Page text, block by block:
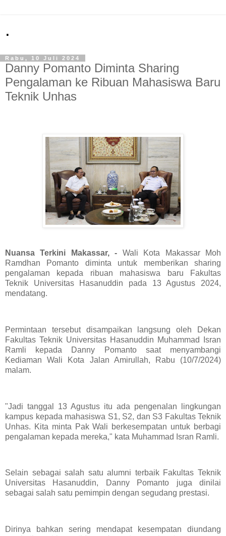
.
Rabu, 10 Juli 2024
Danny Pomanto Diminta Sharing
Pengalaman ke Ribuan Mahasiswa Baru
Teknik Unhas
Nuansa Terkini Makassar, - Wali Kota Makassar Moh
Ramdhan Pomanto diminta untuk memberikan sharing
pengalaman kepada ribuan mahasiswa baru Fakultas
Teknik Universitas Hasanuddin pada 13 Agustus 2024,
mendatang.
Permintaan tersebut disampaikan langsung oleh Dekan
Fakultas Teknik Universitas Hasanuddin Muhammad Isran
Ramli kepada Danny Pomanto saat menyambangi
Kediaman Wali Kota Jalan Amirullah, Rabu (10/7/2024)
malam.
"Jadi tanggal 13 Agustus itu ada pengenalan lingkungan
kampus kepada mahasiswa S1, S2, dan S3 Fakultas Teknik
Unhas. Kita minta Pak Wali berkesempatan untuk berbagi
pengalaman kepada mereka," kata Muhammad Isran Ramli.
Selain sebagai salah satu alumni terbaik Fakultas Teknik
Universitas Hasanuddin, Danny Pomanto juga dinilai
sebagai salah satu pemimpin dengan segudang prestasi.
Dirinya bahkan sering mendapat kesempatan diundang